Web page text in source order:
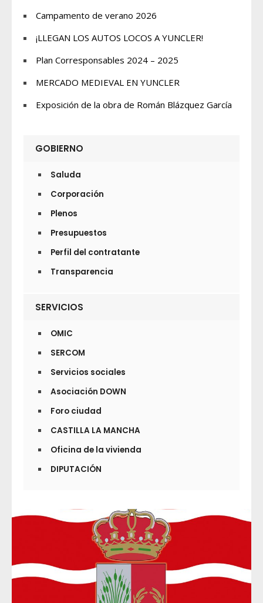
Campamento de verano 2026
¡LLEGAN LOS AUTOS LOCOS A YUNCLER!
Plan Corresponsables 2024 – 2025
MERCADO MEDIEVAL EN YUNCLER
Exposición de la obra de Román Blázquez García
GOBIERNO
Saluda
Corporación
Plenos
Presupuestos
Perfil del contratante
Transparencia
SERVICIOS
OMIC
SERCOM
Servicios sociales
Asociación DOWN
Foro ciudad
CASTILLA LA MANCHA
Oficina de la vivienda
DIPUTACIÓN